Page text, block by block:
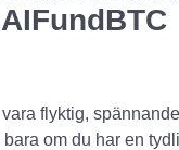
AIFundBTC
flyktig,
om du har en